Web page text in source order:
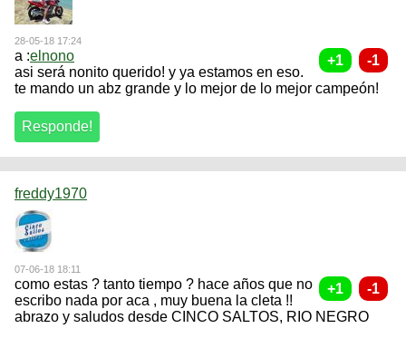
28-05-18 17:24
a :elnono
asi será nonito querido! y ya estamos en eso.
te mando un abz grande y lo mejor de lo mejor campeón!
freddy1970
07-06-18 18:11
como estas ? tanto tiempo ? hace años que no
escribo nada por aca , muy buena la cleta !!
abrazo y saludos desde CINCO SALTOS, RIO NEGRO